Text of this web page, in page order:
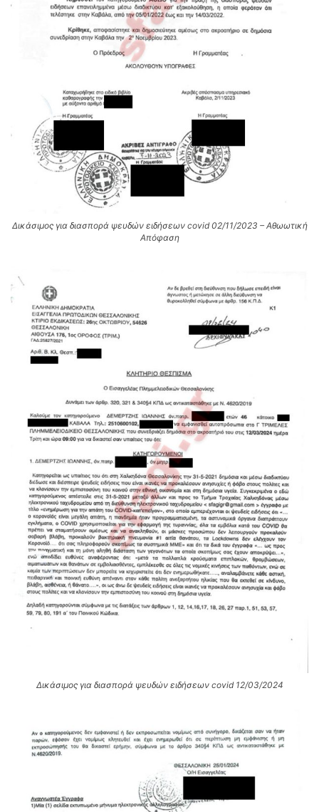
Δικάσιμος για διασπορά ψευδών ειδήσεων covid 02/11/2023 – Αθωωτική
Απόφαση
Δικάσιμος για διασπορά ψευδών ειδήσεων covid 12/03/2024